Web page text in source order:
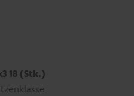
18 (Stk.)